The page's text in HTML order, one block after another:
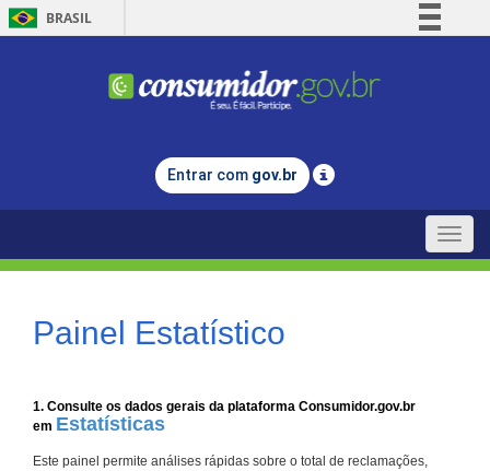
BRASIL
Comunica BR
Legislação
Entrar com gov.br
Toggle
Painel Estatístico
1. Consulte os dados gerais da plataforma Consumidor.gov.br
em Estatísticas
Este painel permite análises rápidas sobre o total de reclamações,